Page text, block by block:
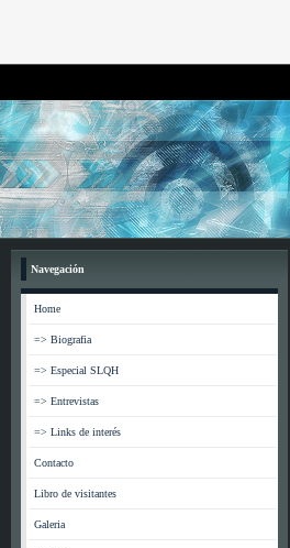
Navegación
Home
=> Biografia
=> Especial SLQH
=> Entrevistas
=> Links de interés
Contacto
Libro de visitantes
Galeria